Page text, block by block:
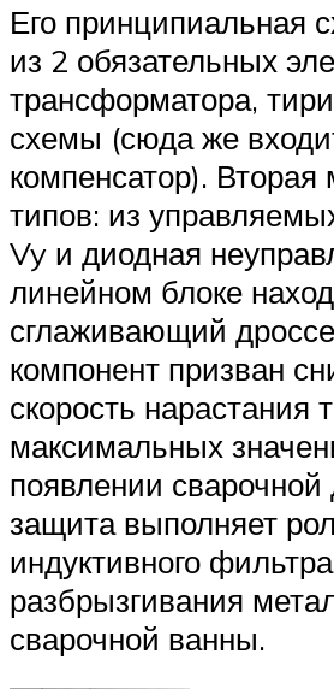
Его принципиальная
из 2 обязательных
трансформатора,
схемы (сюда же
компенсатор).
типов: из
Vy и диодная
линейном блоке
сглаживающий
компонент призван
скорость нарастания
максимальных
появлении сварочной
защита выполняет
индуктивного
разбрызгивания
сварочной ванны.